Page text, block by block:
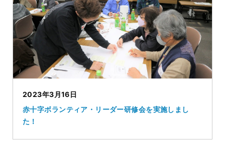
2023年3月16日
赤十字ボランティア・リーダー研修会を実施しまし
た！